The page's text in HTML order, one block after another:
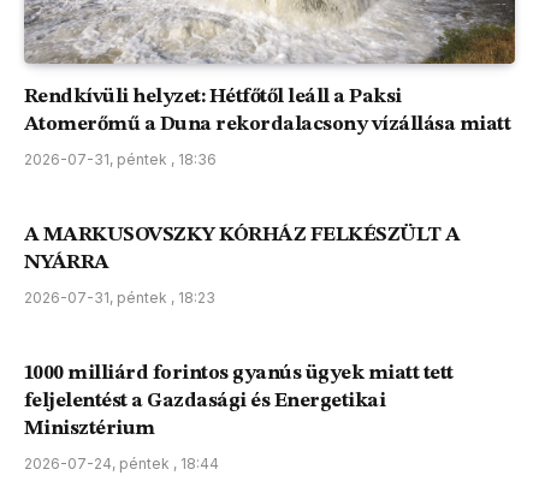
Rendkívüli helyzet: Hétfőtől leáll a Paksi
Atomerőmű a Duna rekordalacsony vízállása miatt
2026-07-31, péntek , 18:36
A MARKUSOVSZKY KÓRHÁZ FELKÉSZÜLT A
NYÁRRA
2026-07-31, péntek , 18:23
1000 milliárd forintos gyanús ügyek miatt tett
feljelentést a Gazdasági és Energetikai
Minisztérium
2026-07-24, péntek , 18:44